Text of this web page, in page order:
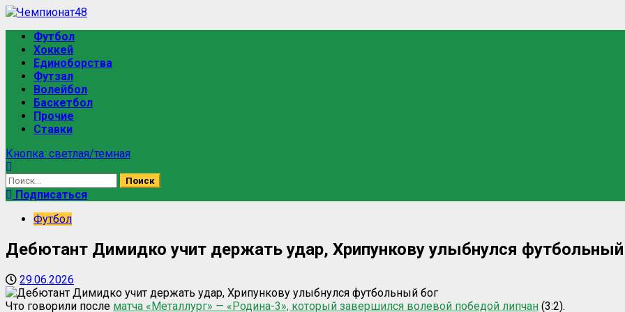
Футбол
Хоккей
Единоборства
Футзал
Волейбол
Баскетбол
Прочие
Ставки
Кнопка: светлая/темная
Подписаться
Футбол
Дебютант Димидко учит держать удар, Хрипункову улыбнулся футбольный
29.06.2026
Что говорили после матча «Металлург» — «Родина-3», который завершился волевой победой липчан (3:2).